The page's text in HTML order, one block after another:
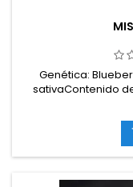
Genética:
sativaContenido
semanas en
g/m²Producción
mediados de
200-220 cm en